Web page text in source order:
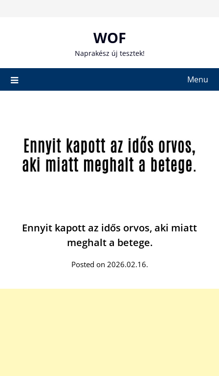
WOF
Naprakész új tesztek!
Menu
Ennyit kapott az idős orvos, aki miatt
meghalt a betege.
Posted on 2026.02.16.